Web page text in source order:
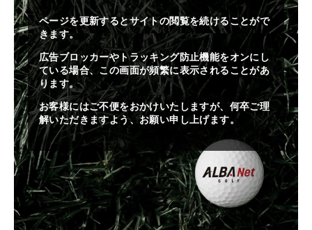
ページを更新するとサイトの閲覧を続けることがで
きます。
広告ブロッカーやトラッキング防止機能をオンにし
ている場合、この画面が頻繁に表示されることがあ
ります。
お客様にはご不便をおかけいたしますが、何卒ご理
解いただきますよう、お願い申し上げます。